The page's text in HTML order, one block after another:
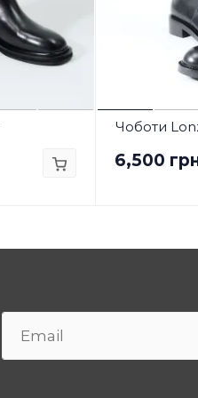
Чоботи
6,500